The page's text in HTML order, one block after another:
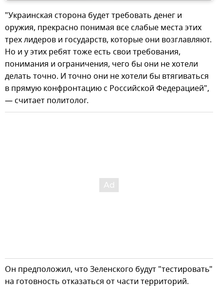
"Украинская сторона будет требовать денег и
оружия, прекрасно понимая все слабые места этих
трех лидеров и государств, которые они возглавляют.
Но и у этих ребят тоже есть свои требования,
понимания и ограничения, чего бы они не хотели
делать точно. И точно они не хотели бы втягиваться
в прямую конфронтацию с Российской Федерацией",
— считает политолог.
Он предположил, что Зеленского будут "тестировать"
на готовность отказаться от части территорий.